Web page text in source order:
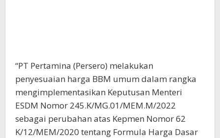
“PT Pertamina (Persero) melakukan
penyesuaian harga BBM umum dalam rangka
mengimplementasikan Keputusan Menteri
ESDM Nomor 245.K/MG.01/MEM.M/2022
sebagai perubahan atas Kepmen Nomor 62
K/12/MEM/2020 tentang Formula Harga Dasar